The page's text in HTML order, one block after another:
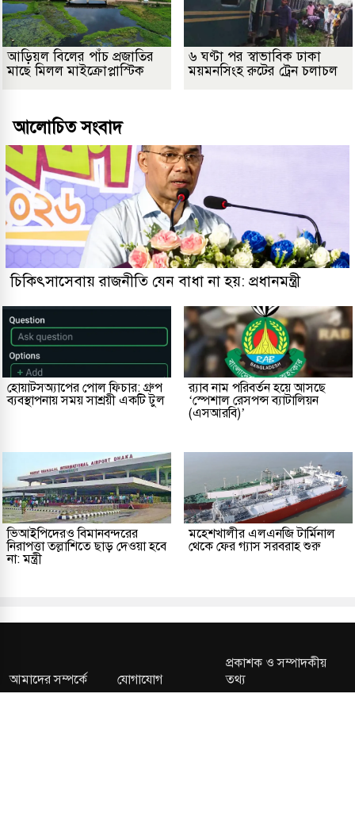
আড়িয়ল বিলের পাঁচ প্রজাতির
মাছে মিলল মাইক্রোপ্লাস্টিক
৬ ঘণ্টা পর স্বাভাবিক ঢাকা
ময়মনসিংহ রুটের ট্রেন চলাচল
আলোচিত সংবাদ
চিকিৎসাসেবায় রাজনীতি যেন বাধা না হয়: প্রধানমন্ত্রী
হোয়াটসঅ্যাপের পোল ফিচার: গ্রুপ
ব্যবস্থাপনায় সময় সাশ্রয়ী একটি টুল
র‌্যাব নাম পরিবর্তন হয়ে আসছে
‘স্পেশাল রেসপন্স ব্যাটালিয়ন
(এসআরবি)’
ভিআইপিদেরও বিমানবন্দরের
নিরাপত্তা তল্লাশিতে ছাড় দেওয়া হবে
না: মন্ত্রী
মহেশখালীর এলএনজি টার্মিনাল
থেকে ফের গ্যাস সরবরাহ শুরু
আমাদের সম্পর্কে যোগাযোগ
প্রকাশক ও সম্পাদকীয়
তথ্য